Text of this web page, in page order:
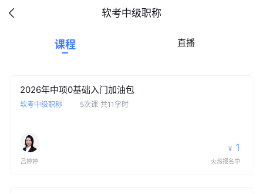
软考中级职称
课程 直播
2026年中项0基础入门加油包
软考中级职称 5次课 共11学时
吕婷婷
¥ 1
火热报名中